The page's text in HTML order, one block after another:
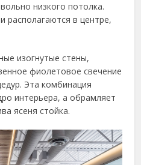
низкого потолка.
располагаются в центре,
изогнутые стены,
фиолетовое свечение
Эта комбинация
интерьера, а обрамляет
ясеня стойка.